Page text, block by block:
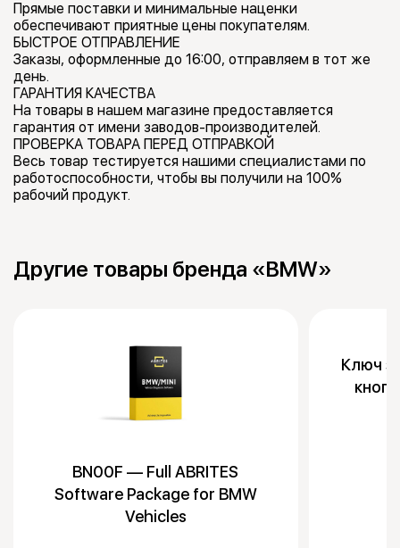
Прямые поставки и минимальные наценки
обеспечивают приятные цены покупателям.
БЫСТРОЕ ОТПРАВЛЕНИЕ
Заказы, оформленные до 16:00, отправляем в тот же
день.
ГАРАНТИЯ КАЧЕСТВА
На товары в нашем магазине предоставляется
гарантия от имени заводов-производителей.
ПРОВЕРКА ТОВАРА ПЕРЕД ОТПРАВКОЙ
Весь товар тестируется нашими специалистами по
работоспособности, чтобы вы получили на 100%
рабочий продукт.
Другие товары бренда «BMW»
BN00F — Full ABRITES
Software Package for BMW
Vehicles
Ключ з